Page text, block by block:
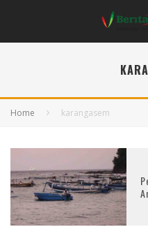
Home karangasem